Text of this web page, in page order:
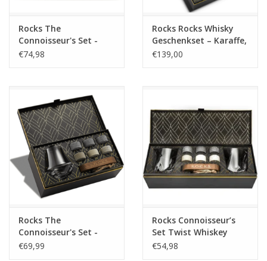
Rocks The
Connoisseur's Set -
Palm Whiskey Glass
€74,98
Rocks Rocks Whisky
Geschenkset – Karaffe,
4 Gläser & Kühlsteine
€139,00
Rocks The
Connoisseur's Set -
Nosing Whiskey Glass
€69,99
Rocks Connoisseur’s
Set Twist Whiskey
Glass Edition – Luxus
€54,98